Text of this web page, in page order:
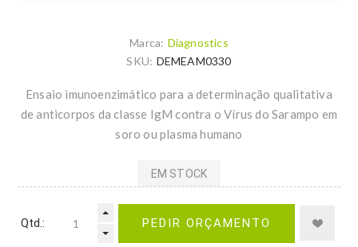
Marca: Diagnostics
SKU: DEMEAM0330
Ensaio imunoenzimático para a determinação qualitativa
de anticorpos da classe IgM contra o Vírus do Sarampo em
soro ou plasma humano
EM STOCK
Qtd.: PEDIR ORÇAMENTO